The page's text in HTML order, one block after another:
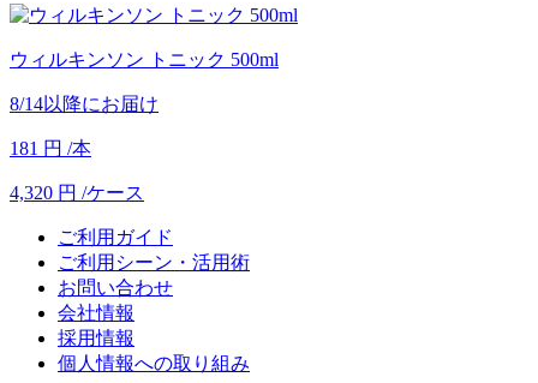
ウィルキンソン トニック 500ml
8/14以降にお届け
181 円 /本
4,320 円 /ケース
ご利用ガイド
ご利用シーン・活用術
お問い合わせ
会社情報
採用情報
個人情報への取り組み